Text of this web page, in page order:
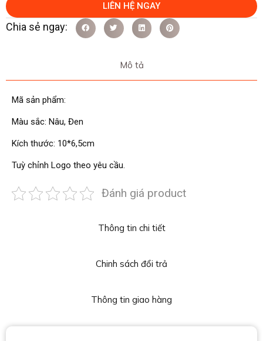
LIÊN HỆ NGAY
Mô tả
Thông tin chi tiết
Chinh sách đổi trả
Thông tin giao hàng
Mã sản phẩm:
Màu sắc: Nâu, Đen
Kích thước: 10*6,5cm
Tuỳ chỉnh Logo theo yêu cầu.
Đánh giá product